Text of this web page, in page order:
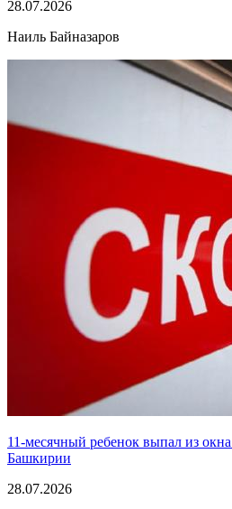
28.07.2026
Наиль Байназаров
11-месячный ребенок выпал из окна
Башкирии
28.07.2026